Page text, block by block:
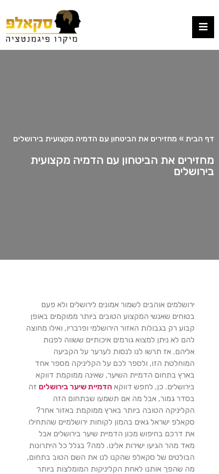
דף הבית » מחזירים את הביטחון עם הדמיה מקצועית בירושלים
מחזירים את הביטחון עם הדמיה מקצועית
בירושלים
ירושלמים אוהבים לשמור אמונים לירושלים ולא פעם
בטוחים שאנשי המקצוע הטובים ביותר ממוקמים באופן
קבוע רק בגבולות האזור הירושלמי ופרבריו, ואילו מחוצה
להם לא ניתן למצוא גורמים איכותיים ששווה לפנות
אליהם. אז תרשו לנו לנסות לערער על הקביעה
המוחלטת הזו, ולספר לכם על הקליניקה מספר אחד
בארץ בתחום הדמיית השיער, שאינה ממוקמת דווקא
בירושלים. כן, לחפש דווקא הדמיית שיער בירושלים זה
בסדר גמור, אבל מה אם תשמעו שבתחום הזה
הקליניקה הטובה ביותר בארץ ממוקמת באזור אחר?
סקאלפ ישראל גאים בהמון לקוחות ירושלמיים שהתחילו
את דרכם בחיפוש מכון הדמיית שיער בירושלים אבל
מאד מהר הגיעו ישירות אלינו. למה? בגלל כל היתרונות
הבולטים של סקאלפ שהקנו לנו את השם הטוב בתחום,
מה שהפך אותנו לאחת הקליניקות המומלצות ביותר